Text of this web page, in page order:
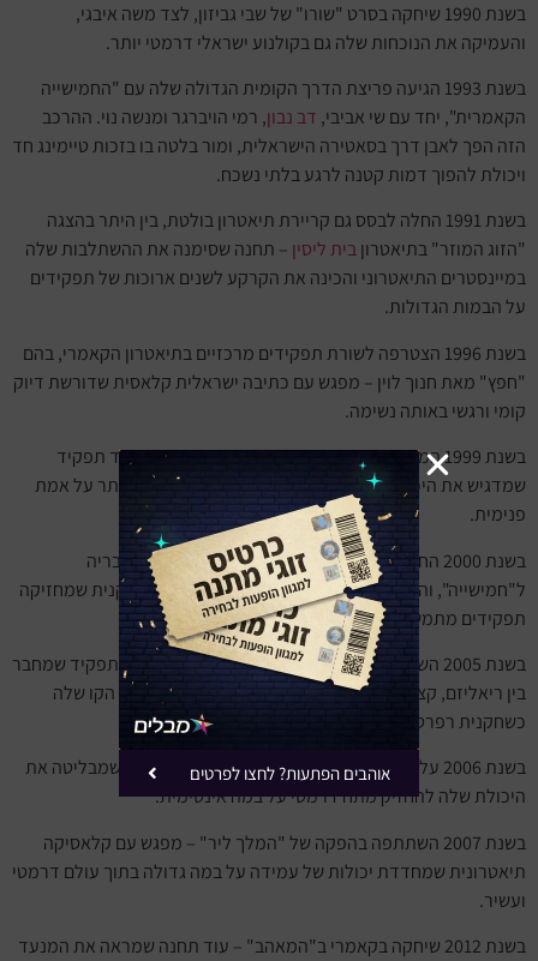
בשנת 1990 שיחקה בסרט "שורו" של שבי גביזון, לצד משה איבגי,
והעמיקה את הנוכחות שלה גם בקולנוע ישראלי דרמטי יותר.
בשנת 1993 הגיעה פריצת הדרך הקומית הגדולה שלה עם "החמישייה
הקאמרית", יחד עם שי אביבי, דב נבון, רמי הויברגר ומנשה נוי. ההרכב
הזה הפך לאבן דרך בסאטירה הישראלית, ומור בלטה בו בזכות טיימינג חד
ויכולת להפוך דמות קטנה לרגע בלתי נשכח.
בשנת 1991 החלה לבסס גם קריירת תיאטרון בולטת, בין היתר בהצגה
"הזוג המוזר" בתיאטרוןבית ליסין – תחנה שסימנה את ההשתלבות שלה
במיינסטרים התיאטרוני והכינה את הקרקע לשנים ארוכות של תפקידים
על הבמות הגדולות.
בשנת 1996 הצטרפה לשורת תפקידים מרכזיים בתיאטרון הקאמרי, בהם
"חפץ" מאת חנוך לוין – מפגש עם כתיבה ישראלית קלאסית שדורשת דיוק
קומי ורגשי באותה נשימה.
בשנת 1999 המשיכה בקאמרי עם "חברות הכי טובות" – עוד תפקיד
שמדגיש את היכולת שלה לבנות דמויות שמצחיקות בלי לוותר על אמת
פנימית.
בשנת 2000 החלה לככב גם בסדרה "הבורגנים", יחד עם חבריה
ל"חמישייה", והרחיבה את ההזדהות של הקהל איתה כשחקנית שמחזיקה
תפקידים מתמשכים ולא רק מערכונים.
בשנת 2005 השתתפה בקאמרי בהצגה "אישה בעל בית" – תפקיד שמחבר
בין ריאליזם, קצב קומדי ומבנה תיאטרוני חכם, וממשיך את הקו שלה
כשחקנית רפרטוארית פעילה.
בשנת 2006 עלתה בקאמרי עם "לילה טוב אמא" – עבודה שמבליטה את
היכולת שלה להחזיק מתח דרמטי על במה אינטימית.
בשנת 2007 השתתפה בהפקה של "המלך ליר" – מפגש עם קלאסיקה
תיאטרונית שמחדדת יכולות של עמידה על במה גדולה בתוך עולם דרמטי
ועשיר.
בשנת 2012 שיחקה בקאמרי ב"המאהב" – עוד תחנה שמראה את המנעד
אוהבים הפתעות? לחצו לפרטים